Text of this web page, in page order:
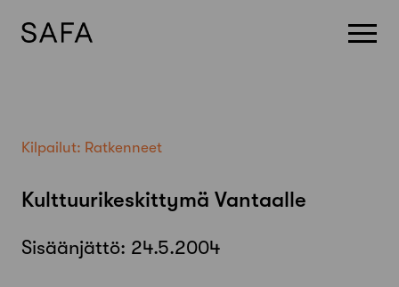
Kilpailut: Ratkenneet
Kulttuurikeskittymä Vantaalle
Sisäänjättö: 24.5.2004